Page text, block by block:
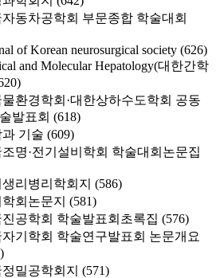
자동차공학회 부문종합 학술대회
of Korean neurosurgical society (626)
and Molecular Hepatology(대한간학
물환경학회·대한상하수도학회 공동
발표회 (618)
기술 (609)
명·전기설비학회 학술대회논문집
리병리학회지 (586)
회논문지 (581)
진공학회 학술발표회초록집 (576)
자기학회 학술연구발표회 논문개요
밀공학회지 (571)